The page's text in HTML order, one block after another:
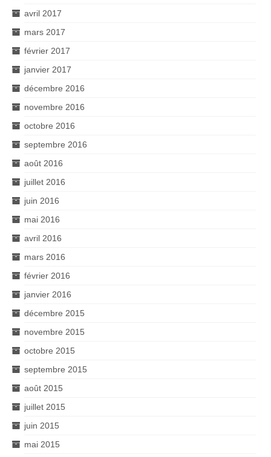
avril 2017
mars 2017
février 2017
janvier 2017
décembre 2016
novembre 2016
octobre 2016
septembre 2016
août 2016
juillet 2016
juin 2016
mai 2016
avril 2016
mars 2016
février 2016
janvier 2016
décembre 2015
novembre 2015
octobre 2015
septembre 2015
août 2015
juillet 2015
juin 2015
mai 2015